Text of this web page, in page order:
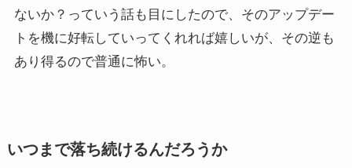
ないか？っていう話も目にしたので、そのアップデー
トを機に好転していってくれれば嬉しいが、その逆も
あり得るので普通に怖い。
いつまで落ち続けるんだろうか